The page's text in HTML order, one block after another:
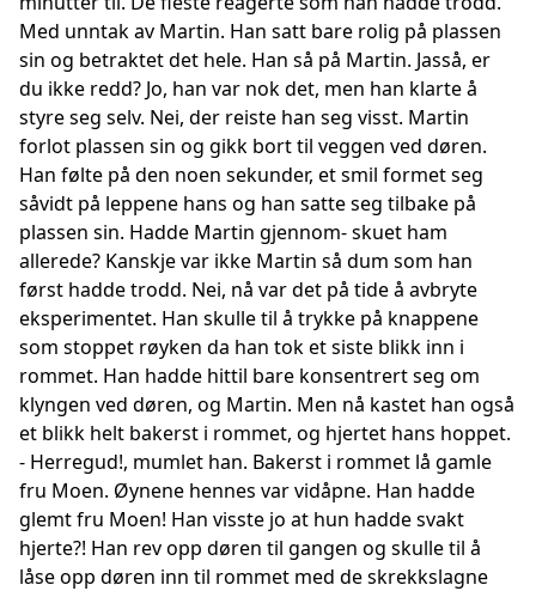
Med unntak av Martin. Han satt bare rolig på plassen
sin og betraktet det hele. Han så på Martin. Jasså, er
du ikke redd? Jo, han var nok det, men han klarte å
styre seg selv. Nei, der reiste han seg visst. Martin
forlot plassen sin og gikk bort til veggen ved døren.
Han følte på den noen sekunder, et smil formet seg
såvidt på leppene hans og han satte seg tilbake på
plassen sin. Hadde Martin gjennom- skuet ham
allerede? Kanskje var ikke Martin så dum som han
først hadde trodd. Nei, nå var det på tide å avbryte
eksperimentet. Han skulle til å trykke på knappene
som stoppet røyken da han tok et siste blikk inn i
rommet. Han hadde hittil bare konsentrert seg om
klyngen ved døren, og Martin. Men nå kastet han også
et blikk helt bakerst i rommet, og hjertet hans hoppet.
- Herregud!, mumlet han. Bakerst i rommet lå gamle
fru Moen. Øynene hennes var vidåpne. Han hadde
glemt fru Moen! Han visste jo at hun hadde svakt
hjerte?! Han rev opp døren til gangen og skulle til å
låse opp døren inn til rommet med de skrekkslagne